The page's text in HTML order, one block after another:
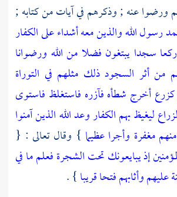
ورضوا عنه ; وذكرهم في آيات من كتابه ;
رسول الله والذين معه أشداء على الكفار
سجدا يبتغون فضلا من الله ورضوانا
من أثر السجود ذلك مثلهم في التوراة
كزرع أخرج شطأه فآزره فاستغلظ فاستوى
ليغيظ بهم الكفار وعد الله الذين آمنوا
مغفرة وأجرا عظيما } وقال تعالى : {
إذ يبايعونك تحت الشجرة فعلم ما في
عليهم وأثابهم فتحا قريبا} .